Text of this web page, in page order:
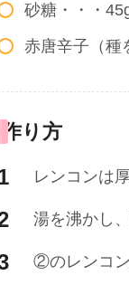
砂糖・・・
赤唐辛子（種
作り方
レンコンは
湯を沸かし
②のレンコ